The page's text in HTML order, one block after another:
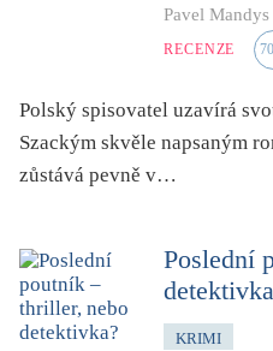
horor, thriller
hra
humor, groteskno, satira
chudoba, sociální vyloučení
identita
Pavel Mandys
RECENZE 70
Polský spisovatel uzavírá
Szackým skvěle napsaným
zůstává pevně v…
Poslední
KRIMI